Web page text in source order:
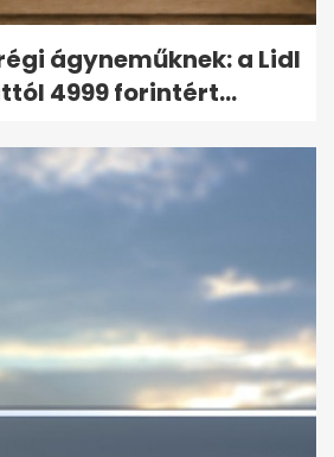
ágyneműknek: a Lidl
4999 forintért...